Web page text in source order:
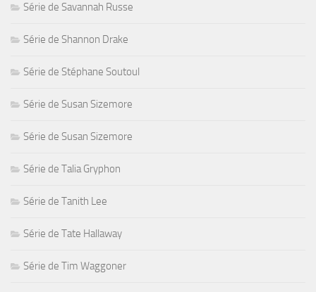
Série de Savannah Russe
Série de Shannon Drake
Série de Stéphane Soutoul
Série de Susan Sizemore
Série de Susan Sizemore
Série de Talia Gryphon
Série de Tanith Lee
Série de Tate Hallaway
Série de Tim Waggoner